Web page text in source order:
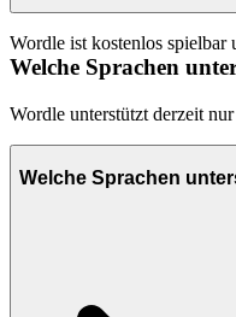
Wordle ist kostenlos
Welche Sprachen
Wordle unterstützt derzeit
Welche Sprachen